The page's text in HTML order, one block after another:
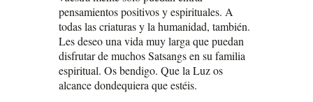
pensamientos positivos y espirituales. A
todas las criaturas y la humanidad, también.
Les deseo una vida muy larga que puedan
disfrutar de muchos Satsangs en su familia
espiritual. Os bendigo. Que la Luz os
alcance dondequiera que estéis.